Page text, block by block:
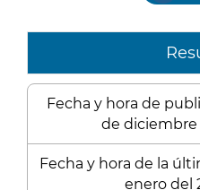
Fecha y hora de
de diciembre
Fecha y hora de la
enero del